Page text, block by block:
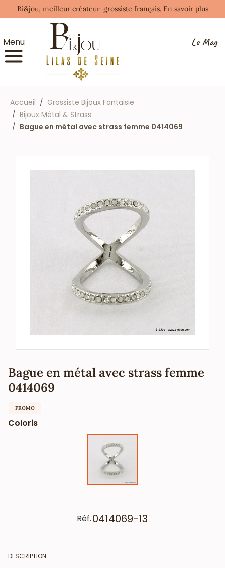
Bi&jou, meilleur créateur-grossiste français. En savoir plus
Menu Le Mag
Accueil
Grossiste Bijoux Fantaisie
Bijoux Métal & Strass
Bague en métal avec strass femme 0414069
Bague en métal avec strass femme
0414069
PROMO
Coloris
Réf.0414069-13
DESCRIPTION